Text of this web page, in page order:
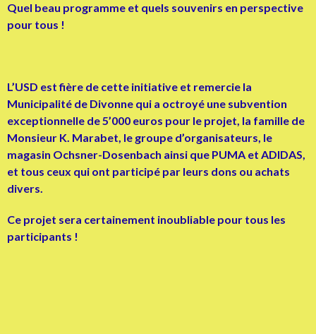
Quel beau programme et quels souvenirs en perspective
pour tous !
L’USD est fière de cette initiative et remercie la
Municipalité de Divonne qui a octroyé une subvention
exceptionnelle de 5’000 euros pour le projet, la famille de
Monsieur K. Marabet, le groupe d’organisateurs, le
magasin Ochsner-Dosenbach ainsi que PUMA et ADIDAS,
et tous ceux qui ont participé par leurs dons ou achats
divers.
Ce projet sera certainement inoubliable pour tous les
participants !